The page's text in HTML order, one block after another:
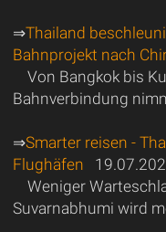
⇒Thailand
Bahnprojekt nach
Von Bangkok bis
Bahnverbindung
⇒Smarter reisen -
Flughäfen
Weniger
Suvarnabhumi wird